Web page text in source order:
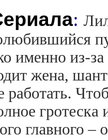
:
именно из-за
жена,
главного –